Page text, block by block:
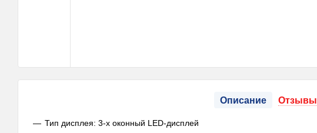
Описание Отзывы
Тип дисплея: 3-х оконный LED-дисплей